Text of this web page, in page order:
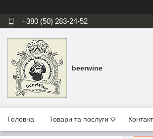
+380 (50) 283-24-52
beerwine
Головна Товари та послуги